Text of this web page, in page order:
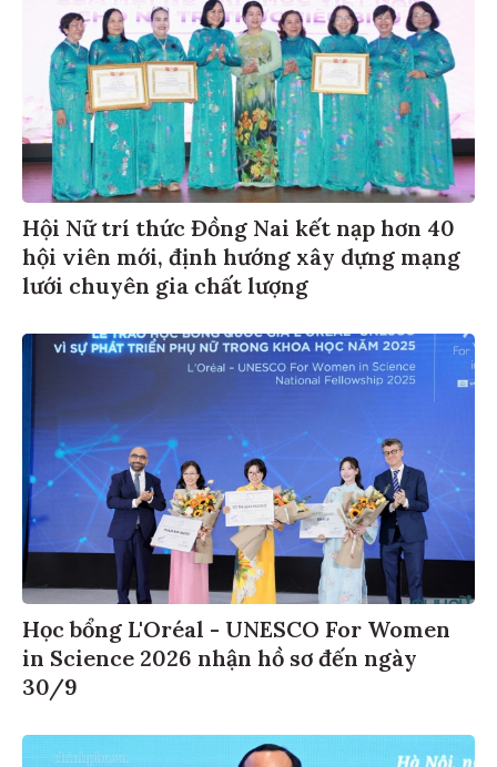
Hội Nữ trí thức Đồng Nai kết nạp hơn 40
hội viên mới, định hướng xây dựng mạng
lưới chuyên gia chất lượng
Học bổng L'Oréal - UNESCO For Women
in Science 2026 nhận hồ sơ đến ngày
30/9